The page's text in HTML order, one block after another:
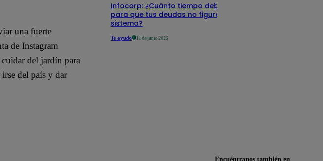
una fuerte
de Instagram
del jardín para
del país y dar
Infocorp: ¿Cuánto tiempo debe pasar
para que tus deudas no figuren en su
sistema?
Te ayudo 11 de junio 2025
Encuéntranos también en